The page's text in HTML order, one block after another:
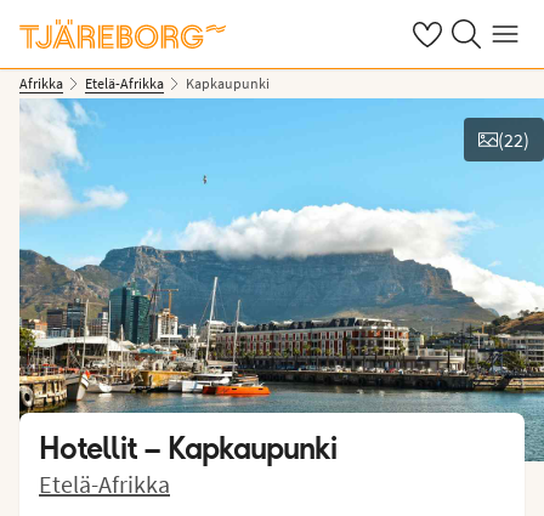
OmatHaku Valikko
Afrikka Etelä-Afrikka Kapkaupunki
Näytä kuvia
(22)
Hotellit – Kapkaupunki
Etelä-Afrikka